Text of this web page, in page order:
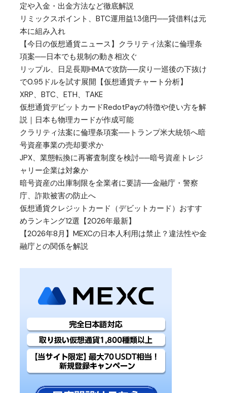
定や入金・出金方法など徹底解説
リミックスポイント、BTC運用益1.3億円──貸借料は元
本に組み入れ
【今日の仮想通貨ニュース】クラリティ法案に倫理条
項案──日本でも規制の動き相次ぐ
リップル、日足長期HMAで攻防──戻り一巡後の下抜け
で0.95ドルを試す展開【仮想通貨チャート分析】
XRP、BTC、ETH、TAKE
仮想通貨デビットカードRedotPayの特徴や使い方を解
説｜日本も物理カードが作成可能
クラリティ法案に倫理条項案──トランプ米大統領へ暗
号資産事業の売却要求か
JPX、業態転換に再審査制度を検討──暗号資産トレジ
ャリー企業は対象か
暗号資産の出庫制限を全業者に要請──金融庁・警察
庁、詐欺被害の防止へ
仮想通貨クレジットカード（デビットカード）おすす
めランキング12選【2026年最新】
【2026年8月】MEXCの日本人利用は禁止？違法性や金
融庁との関係を解説